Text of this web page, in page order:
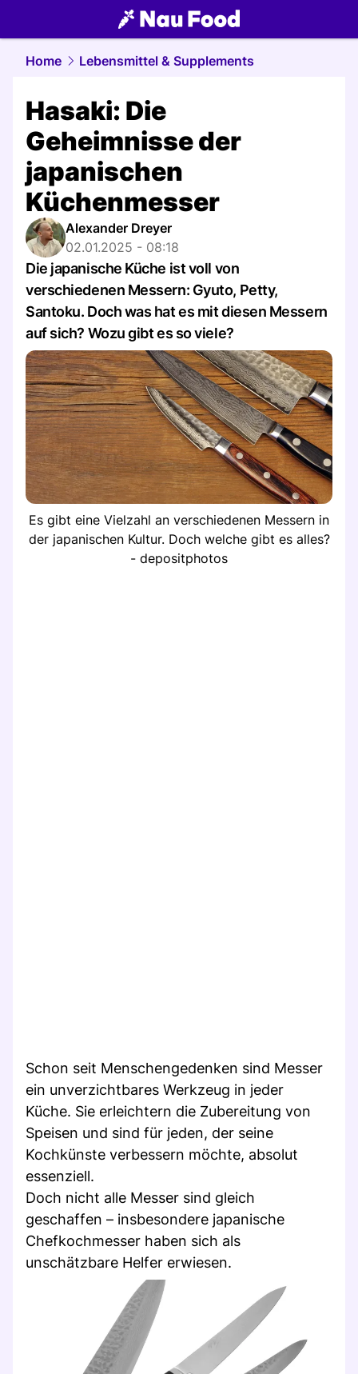
food.NAU.ch
Home Lebensmittel & Supplements
Hasaki: Die
Geheimnisse der
japanischen
Küchenmesser
Alexander Dreyer
02.01.2025 - 08:18
Die japanische Küche ist voll von
verschiedenen Messern: Gyuto, Petty,
Santoku. Doch was hat es mit diesen Messern
auf sich? Wozu gibt es so viele?
Es gibt eine Vielzahl an verschiedenen Messern in
der japanischen Kultur. Doch welche gibt es alles?
- depositphotos
Schon seit Menschengedenken sind Messer
ein unverzichtbares Werkzeug in jeder
Küche. Sie erleichtern die Zubereitung von
Speisen und sind für jeden, der seine
Kochkünste verbessern möchte, absolut
essenziell.
Doch nicht alle Messer sind gleich
geschaffen – insbesondere japanische
Chefkochmesser haben sich als
unschätzbare Helfer erwiesen.